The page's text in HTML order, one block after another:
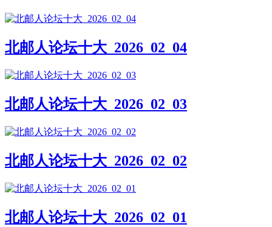
北邮人论坛十大_2026_02_04
北邮人论坛十大_2026_02_03
北邮人论坛十大_2026_02_02
北邮人论坛十大_2026_02_01